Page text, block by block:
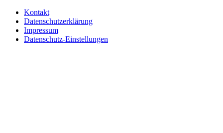
Kontakt
Datenschutzerklärung
Impressum
Datenschutz-Einstellungen